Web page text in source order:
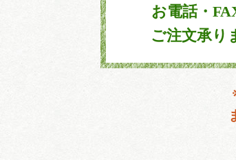
お電話・
ご注文承り